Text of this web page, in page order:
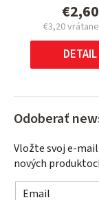
€2,60
€3,20 vrátane
cena:
DETAIL
Odoberať
Vložte svoj e-
nových
Email